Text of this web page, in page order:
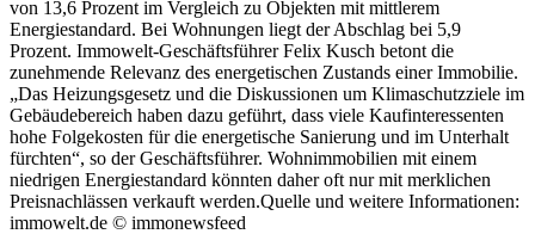
von 13,6 Prozent im Vergleich zu Objekten mit mittlerem
Energiestandard. Bei Wohnungen liegt der Abschlag bei 5,9
Prozent. Immowelt-Geschäftsführer Felix Kusch betont die
zunehmende Relevanz des energetischen Zustands einer Immobilie.
„Das Heizungsgesetz und die Diskussionen um Klimaschutzziele im
Gebäudebereich haben dazu geführt, dass viele Kaufinteressenten
hohe Folgekosten für die energetische Sanierung und im Unterhalt
fürchten“, so der Geschäftsführer. Wohnimmobilien mit einem
niedrigen Energiestandard könnten daher oft nur mit merklichen
Preisnachlässen verkauft werden.Quelle und weitere Informationen:
immowelt.de © immonewsfeed